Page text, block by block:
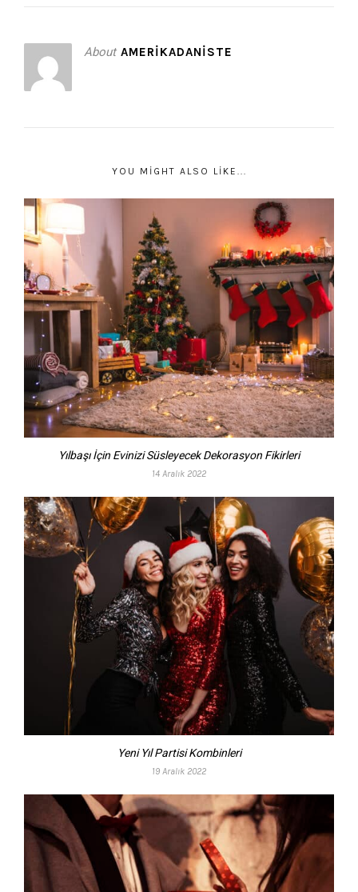
About AMERIKADANISTE
YOU MIGHT ALSO LIKE...
Yılbaşı İçin Evinizi Süsleyecek Dekorasyon Fikirleri
14 Aralık 2022
Yeni Yıl Partisi Kombinleri
19 Aralık 2022